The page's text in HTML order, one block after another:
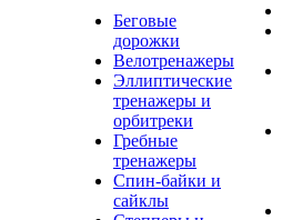
Беговые
дорожки
Велотренажеры
Эллиптические
тренажеры и
орбитреки
Гребные
тренажеры
Спин-байки и
сайклы